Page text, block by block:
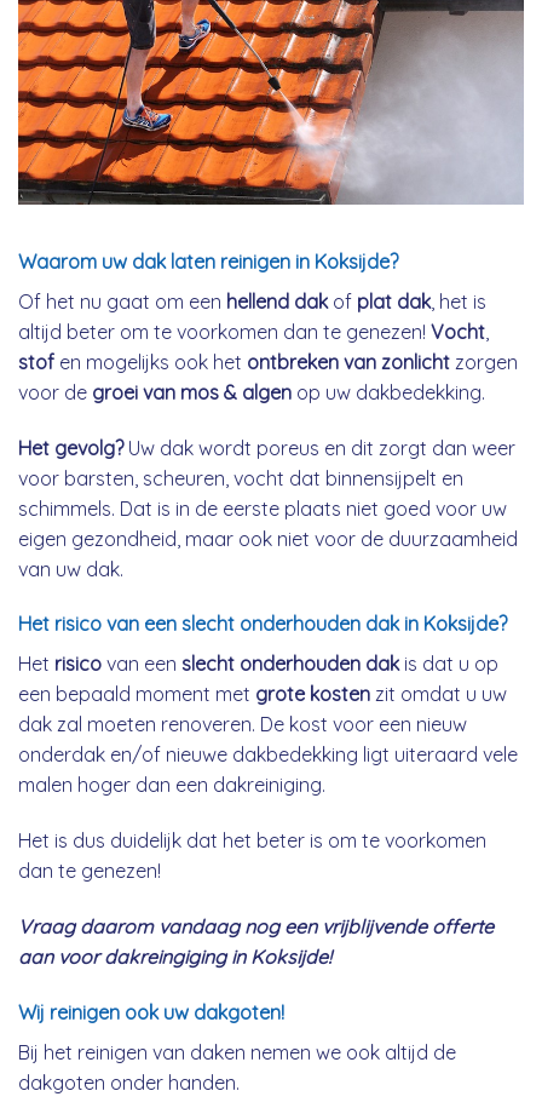
Waarom uw dak laten reinigen in Koksijde?
Of het nu gaat om een hellend dakof plat dak, het is
altijd beter om te voorkomen dan te genezen! Vocht
stof en mogelijks ook het ontbreken van zonlicht zorgen
voor de groei van mos & algen op uw dakbedekking.
Het gevolg?Uw dak wordt poreus en dit zorgt dan weer
voor barsten, scheuren, vocht dat binnensijpelt en
schimmels. Dat is in de eerste plaats niet goed voor uw
eigen gezondheid, maar ook niet voor de duurzaamheid
van uw dak.
Het risico van een slecht onderhouden dak in Koksijde?
Het risico van een slecht onderhouden dakis dat u op
een bepaald moment met grote kosten zit omdat u uw
dak zal moeten renoveren. De kost voor een nieuw
onderdak en/of nieuwe dakbedekking ligt uiteraard vele
malen hoger dan een dakreiniging.
Het is dus duidelijk dat het beter is om te voorkomen
dan te genezen!
Vraag daarom vandaag nog een vrijblijvende offerte
aan voor dakreingiging in Koksijde!
Wij reinigen ook uw dakgoten!
Bij het reinigen van daken nemen we ook altijd de
dakgoten onder handen.